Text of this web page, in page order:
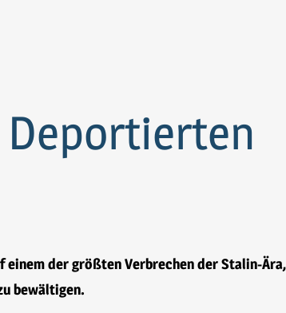
Deportierten
der größten Verbrechen der Stalin-
bewältigen.